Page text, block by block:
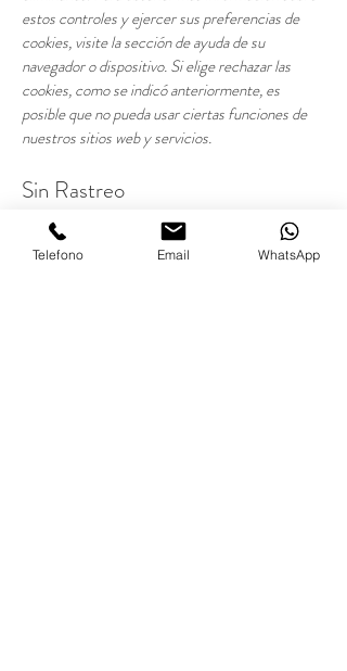
estos controles y ejercer sus preferencias de
cookies, visite la sección de ayuda de su
navegador o dispositivo. Si elige rechazar las
cookies, como se indicó anteriormente, es
posible que no pueda usar ciertas funciones de
nuestros sitios web y servicios.
Sin Rastreo
Algunos navegadores incluyen la capacidad de
transmitir señales de «No rastrear». No
procesamos ni respondemos a las señales de «No
Telefono Email WhatsApp